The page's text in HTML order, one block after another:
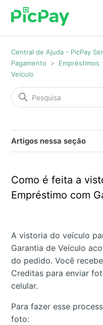
Central de Ajuda - PicPay
Pagamento
Empréstimos
Veículo
Artigos nessa seção
Como é feita a
Empréstimo com
A vistoria do veículo
Garantia de Veículo
do pedido. Você
Creditas para enviar
celular.
Para fazer esse
foto: